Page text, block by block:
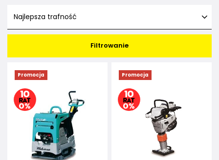
Najlepsza trafność
Filtrowanie
Promocja Promocja